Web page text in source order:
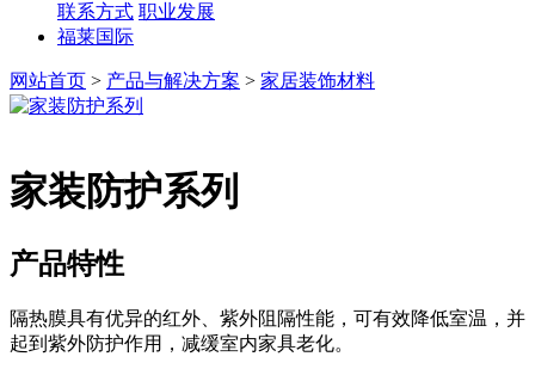
联系方式 职业发展
福莱国际
网站首页 > 产品与解决方案 > 家居装饰材料
家装防护系列
产品特性
隔热膜具有优异的红外、紫外阻隔性能，可有效降低室温，并
起到紫外防护作用，减缓室内家具老化。